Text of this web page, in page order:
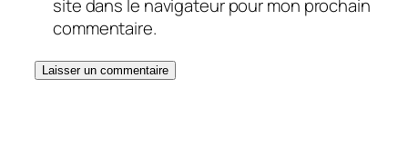
site dans le navigateur pour mon prochain
commentaire.